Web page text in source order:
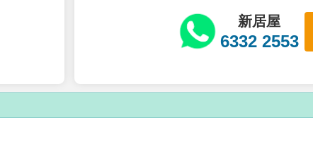
新居屋
6332 2553